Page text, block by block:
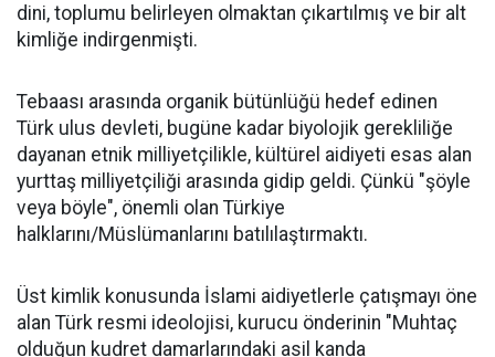
dini, toplumu belirleyen olmaktan çıkartılmış ve bir alt
kimliğe indirgenmişti.
Tebaası arasında organik bütünlüğü hedef edinen
Türk ulus devleti, bugüne kadar biyolojik gerekliliğe
dayanan etnik milliyetçilikle, kültürel aidiyeti esas alan
yurttaş milliyetçiliği arasında gidip geldi. Çünkü "şöyle
veya böyle", önemli olan Türkiye
halklarını/Müslümanlarını batılılaştırmaktı.
Üst kimlik konusunda İslami aidiyetlerle çatışmayı öne
alan Türk resmi ideolojisi, kurucu önderinin "Muhtaç
olduğun kudret damarlarındaki asil kanda